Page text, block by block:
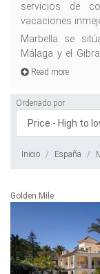
servicios de
vacaciones
Marbella se
Málaga y el Gibraltar. Ha sido un imán para los
Read more
Ordenado por
Inicio España
Golden Mile